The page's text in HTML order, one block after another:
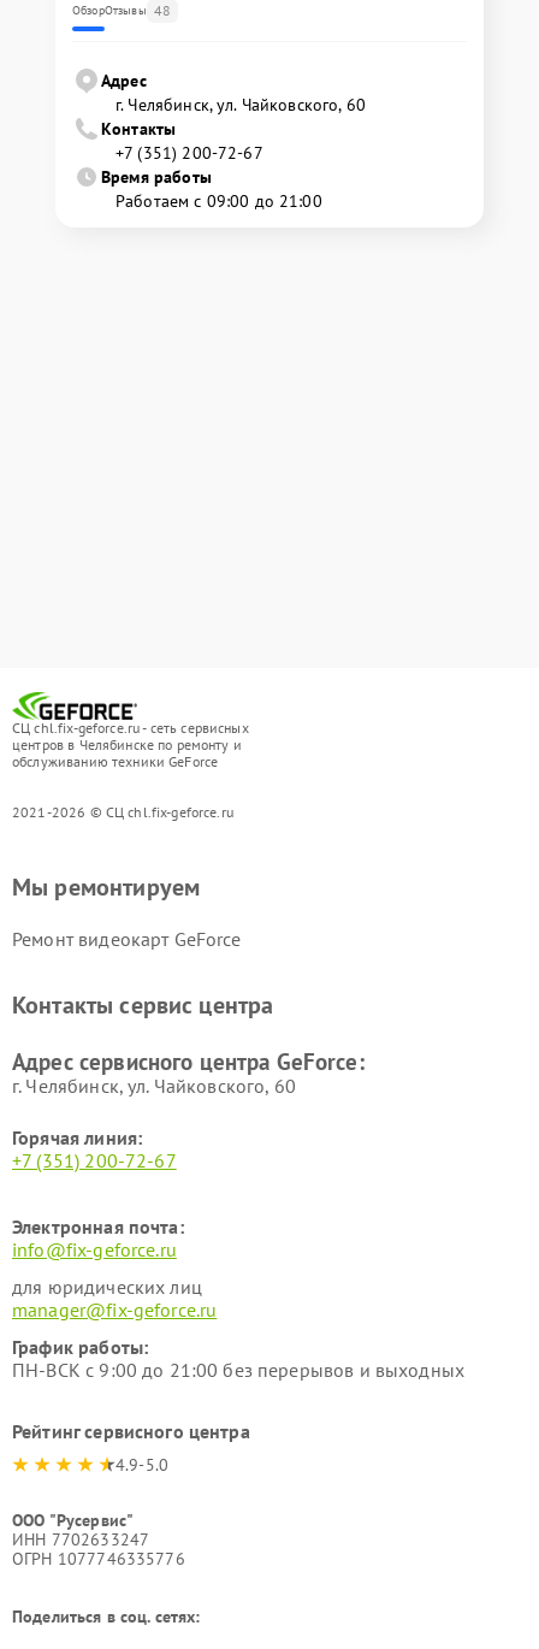
ОбзорОтзывы 48
Адрес
г. Челябинск, ул. Чайковского, 60
Контакты
+7 (351) 200-72-67
Время работы
Работаем с 09:00 до 21:00
СЦ chl.fix-geforce.ru - сеть сервисных
центров в Челябинске по ремонту и
обслуживанию техники GeForce
2021-2026 © СЦ chl.fix-geforce.ru
Мы ремонтируем
Ремонт видеокарт GeForce
Контакты сервис центра
Адрес сервисного центра GeForce:
г. Челябинск, ул. Чайковского, 60
Горячая линия:
+7 (351) 200-72-67
Электронная почта:
info@fix-geforce.ru
для юридических лиц
manager@fix-geforce.ru
График работы:
ПН-ВСК с 9:00 до 21:00 без перерывов и выходных
Рейтинг сервисного центра
4.9-5.0
ООО "Русервис"
ИНН 7702633247
ОГРН 1077746335776
Поделиться в соц. сетях: